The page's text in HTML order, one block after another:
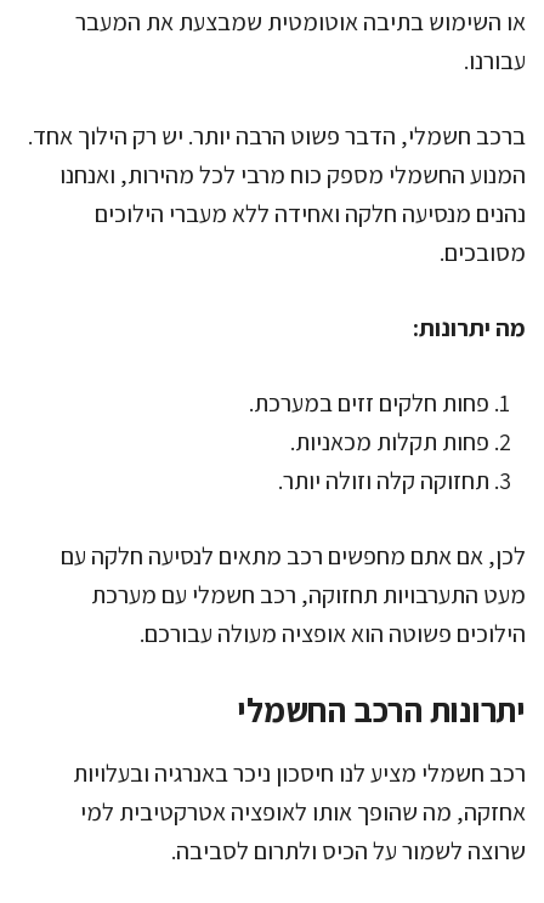
או השימוש בתיבה אוטומטית שמבצעת את המעבר
עבורנו.
ברכב חשמלי, הדבר פשוט הרבה יותר. יש רק הילוך אחד.
המנוע החשמלי מספק כוח מרבי לכל מהירות, ואנחנו
נהנים מנסיעה חלקה ואחידה ללא מעברי הילוכים
מסובכים.
מה יתרונות:
פחות חלקים זזים במערכת.
פחות תקלות מכאניות.
תחזוקה קלה וזולה יותר.
לכן, אם אתם מחפשים רכב מתאים לנסיעה חלקה עם
מעט התערבויות תחזוקה, רכב חשמלי עם מערכת
הילוכים פשוטה הוא אופציה מעולה עבורכם.
יתרונות הרכב החשמלי
רכב חשמלי מציע לנו חיסכון ניכר באנרגיה ובעלויות
אחזקה, מה שהופך אותו לאופציה אטרקטיבית למי
שרוצה לשמור על הכיס ולתרום לסביבה.